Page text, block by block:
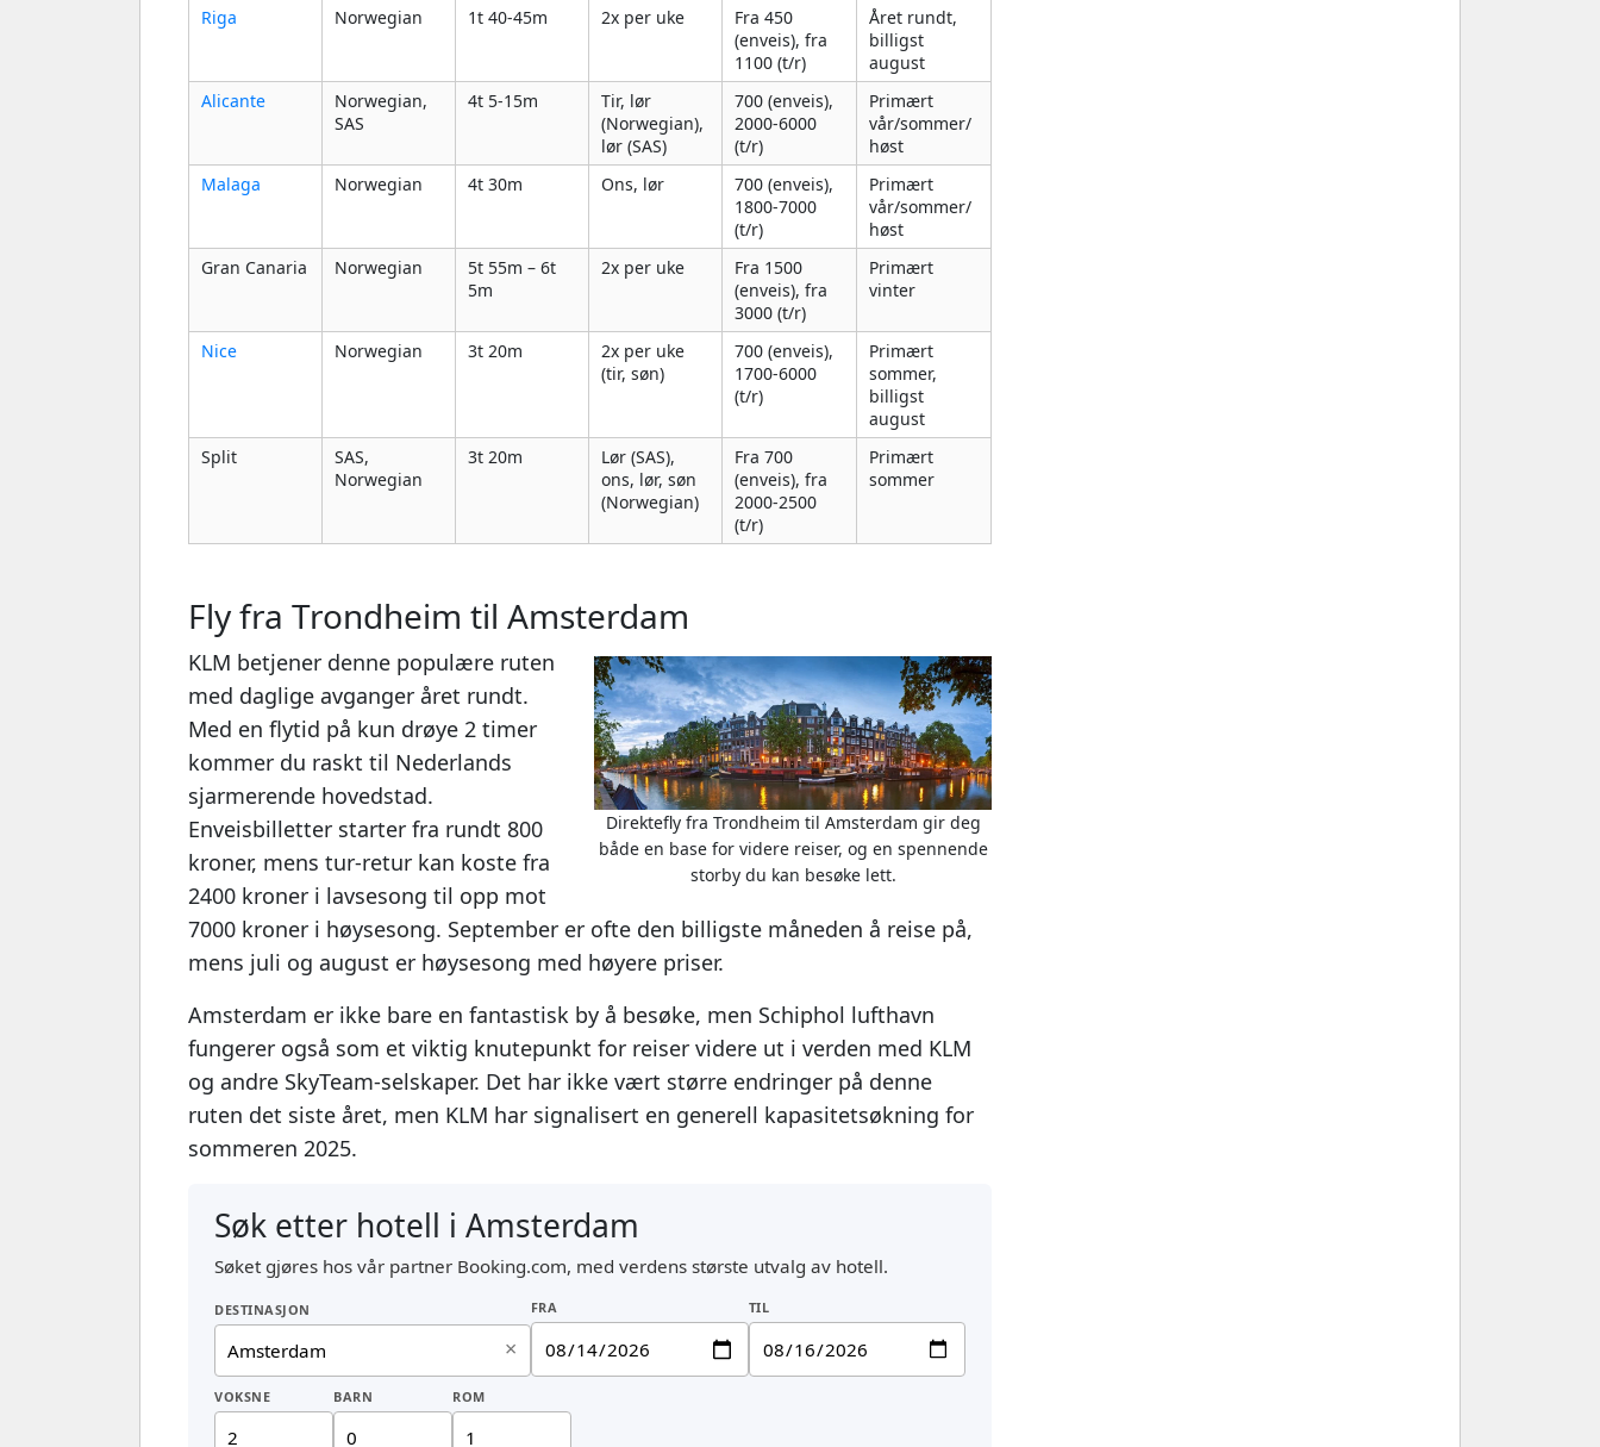
Riga
Norwegian 1t 40-45m 2x per uke
Fra 450
(enveis), fra
1100 (t/r)
Året rundt,
billigst
august
Alicante
Norwegian,
SAS
4t 5-15m
Tir, lør
(Norwegian),
lør (SAS)
700 (enveis),
2000-6000
(t/r)
Primært
vår/sommer/
høst
Malaga
Norwegian 4t 30m Ons, lør
700 (enveis),
1800-7000
(t/r)
Primært
vår/sommer/
høst
Gran Canaria
Norwegian
5t 55m – 6t
5m
2x per uke
Fra 1500
(enveis), fra
3000 (t/r)
Primært
vinter
Nice Norwegian 3t 20m
2x per uke
(tir, søn)
700 (enveis),
1700-6000
(t/r)
Primært
sommer,
billigst
august
Split
SAS,
Norwegian
3t 20m
Lør (SAS),
ons, lør, søn
(Norwegian)
Fra 700
(enveis), fra
2000-2500
(t/r)
Primært
sommer
Fly fra Trondheim til Amsterdam
Direktefly fra Trondheim til Amsterdam gir deg
både en base for videre reiser, og en spennende
storby du kan besøke lett.
KLM betjener denne populære ruten
med daglige avganger året rundt.
Med en flytid på kun drøye 2 timer
kommer du raskt til Nederlands
sjarmerende hovedstad.
Enveisbilletter starter fra rundt 800
kroner, mens tur-retur kan koste fra
2400 kroner i lavsesong til opp mot
7000 kroner i høysesong. September er ofte den billigste måneden å reise på,
mens juli og august er høysesong med høyere priser.
Amsterdam er ikke bare en fantastisk by å besøke, men Schiphol lufthavn
fungerer også som et viktig knutepunkt for reiser videre ut i verden med KLM
og andre SkyTeam-selskaper. Det har ikke vært større endringer på denne
ruten det siste året, men KLM har signalisert en generell kapasitetsøkning for
sommeren 2025.
Søk etter hotell i Amsterdam
Søket gjøres hos vår partner Booking.com, med verdens største utvalg av hotell.
DESTINASJON
×
FRA TIL
VOKSNE BARN ROM